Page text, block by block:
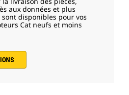
aux données et plus
sont disponibles pour vos
Cat neufs et moins